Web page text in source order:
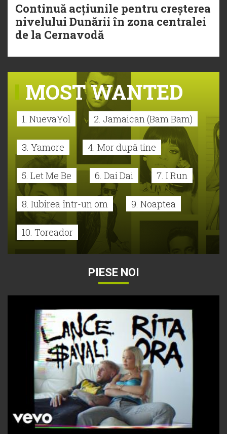
Continuă acțiunile pentru creșterea
nivelului Dunării în zona centralei
de la Cernavodă
MOST WANTED
1. NuevaYol 2. Jamaican (Bam Bam)
3. Yamore 4. Mor după tine
5. Let Me Be 6. Dai Dai 7. I Run
8. Iubirea într-un om 9. Noaptea
10. Toreador
PIESE NOI